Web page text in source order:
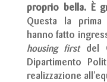
proprio bella. È
Questa la
hanno fatto
housing firstdel
Dipartimento
realizzazione